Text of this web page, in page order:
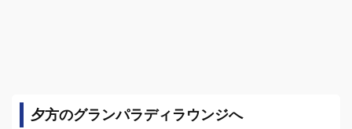
夕方のグランパラディラウンジへ